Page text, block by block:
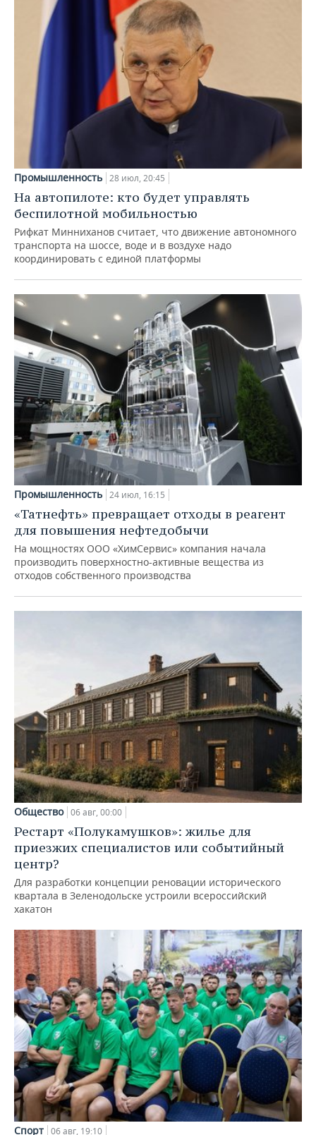
Промышленность 28 июл, 20:45
На автопилоте: кто будет управлять
беспилотной мобильностью
Рифкат Минниханов считает, что движение автономного
транспорта на шоссе, воде и в воздухе надо
координировать с единой платформы
Промышленность 24 июл, 16:15
«Татнефть» превращает отходы в реагент
для повышения нефтедобычи
На мощностях ООО «ХимСервис» компания начала
производить поверхностно-активные вещества из
отходов собственного производства
Общество 06 авг, 00:00
Рестарт «Полукамушков»: жилье для
приезжих специалистов или событийный
центр?
Для разработки концепции реновации исторического
квартала в Зеленодольске устроили всероссийский
хакатон
Спорт 06 авг, 19:10